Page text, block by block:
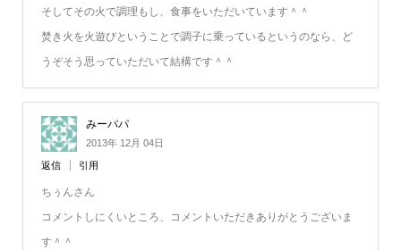
そしてその火で調理もし、食事をいただいています＾＾
焚き火を火遊びということで調子に乗っているというのなら、ど
うぞそう思っていただいて結構です＾＾
みーパパ
2013年 12月 04日
返信 引用
ちぅんさん
コメントしにくいところ、コメントいただきありがとうございま
す＾＾